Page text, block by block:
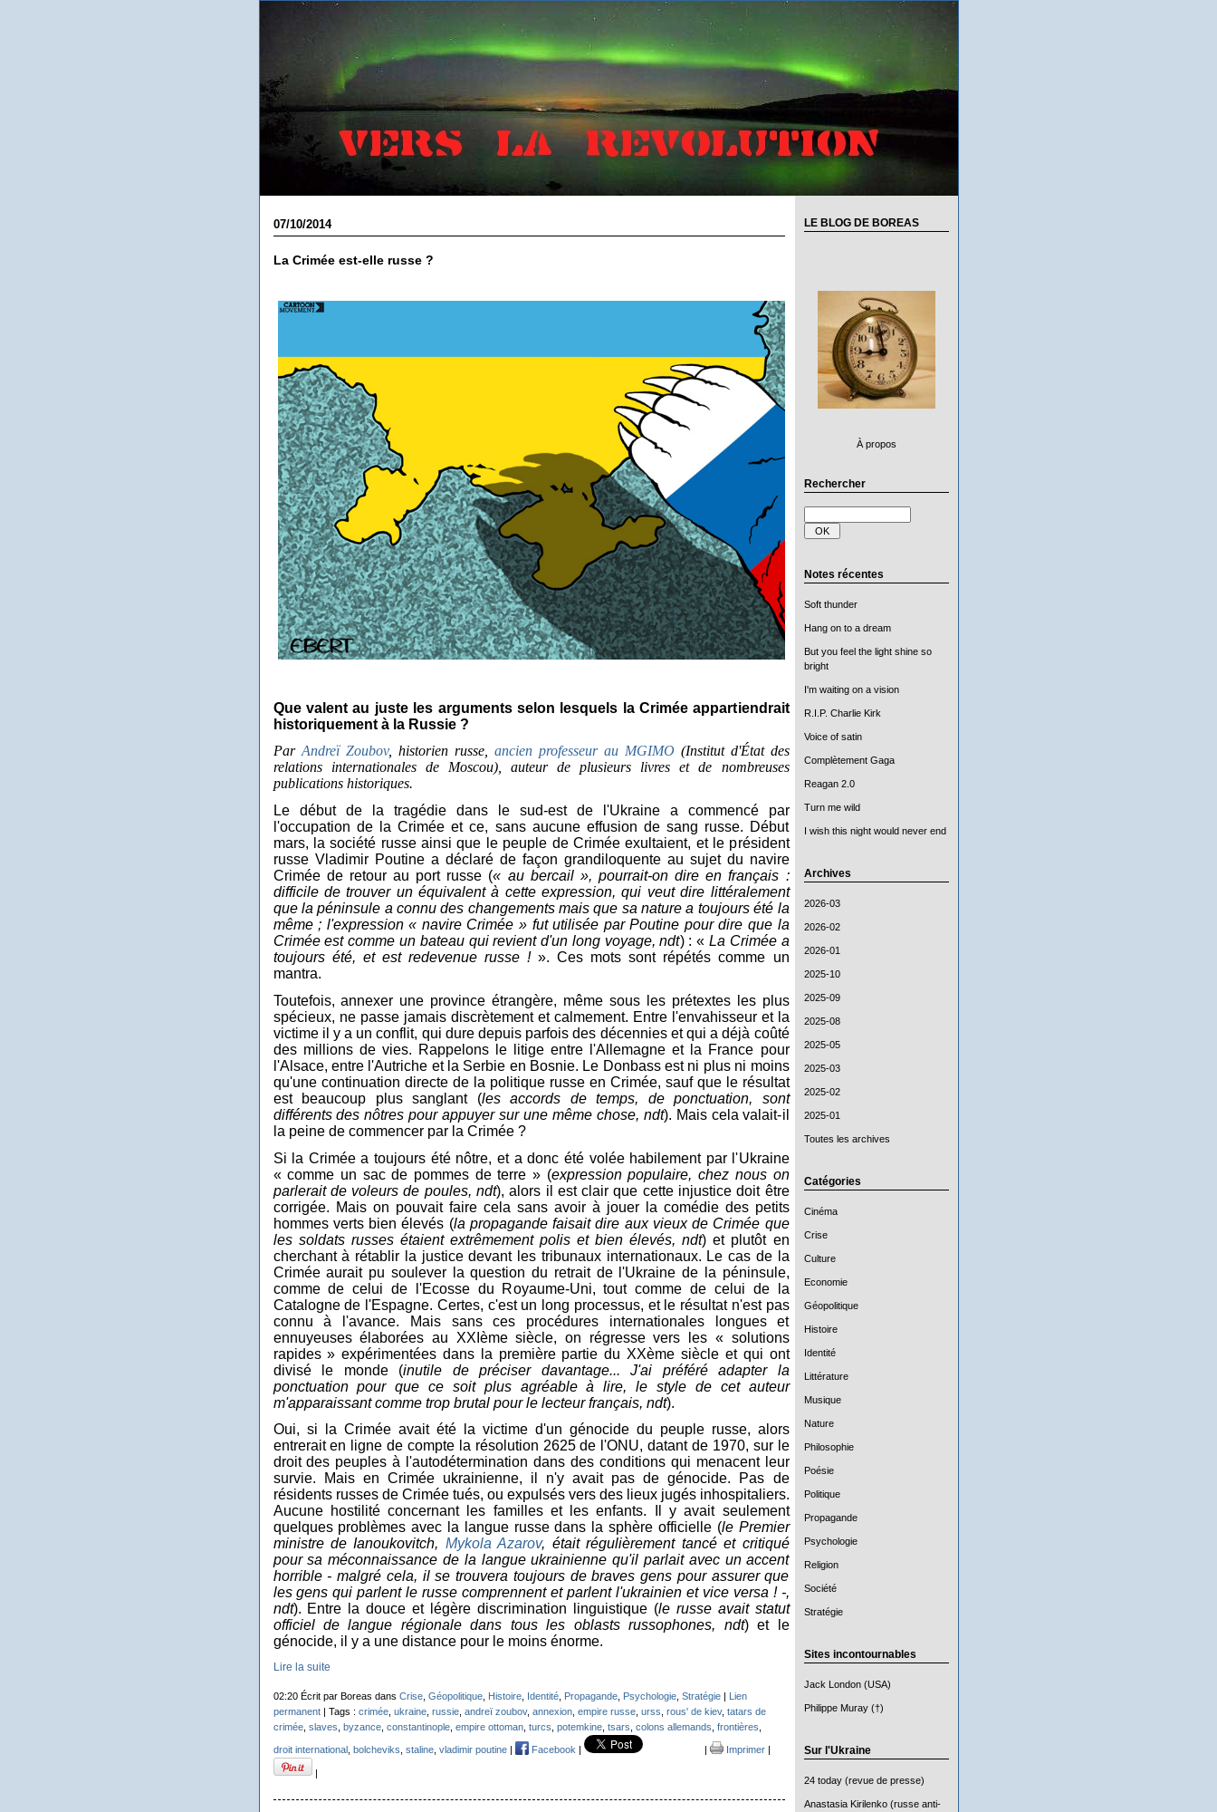
LE BLOG DE BOREAS
À propos
Rechercher
Notes récentes
Soft thunder
Hang on to a dream
But you feel the light shine so
bright
I'm waiting on a vision
R.I.P. Charlie Kirk
Voice of satin
Complètement Gaga
Reagan 2.0
Turn me wild
I wish this night would never end
Archives
2026-03
2026-02
2026-01
2025-10
2025-09
2025-08
2025-05
2025-03
2025-02
2025-01
Toutes les archives
Catégories
Cinéma
Crise
Culture
Economie
Géopolitique
Histoire
Identité
Littérature
Musique
Nature
Philosophie
Poésie
Politique
Propagande
Psychologie
Religion
Société
Stratégie
Sites incontournables
Jack London (USA)
Philippe Muray (†)
Sur l'Ukraine
24 today (revue de presse)
Anastasia Kirilenko (russe anti-
07/10/2014
La Crimée est-elle russe ?
Que valent au juste les arguments selon lesquels la Crimée appartiendrait
historiquement à la Russie ?
Par Andreï Zoubov, historien russe, ancien professeur au MGIMO(Institut d'État des
relations internationales de Moscou), auteur de plusieurs livres et de nombreuses
publications historiques.
Le début de la tragédie dans le sud-est de l'Ukraine a commencé par
l'occupation de la Crimée et ce, sans aucune effusion de sang russe. Début
mars, la société russe ainsi que le peuple de Crimée exultaient, et le président
russe Vladimir Poutine a déclaré de façon grandiloquente au sujet du navire
Crimée de retour au port russe (« au bercail », pourrait-on dire en français :
difficile de trouver un équivalent à cette expression, qui veut dire littéralement
que la péninsule a connu des changements mais que sa nature a toujours été la
même ; l'expression « navire Crimée » fut utilisée par Poutine pour dire que la
Crimée est comme un bateau qui revient d'un long voyage, ndt) : « La Crimée a
toujours été, et est redevenue russe !». Ces mots sont répétés comme un
mantra.
Toutefois, annexer une province étrangère, même sous les prétextes les plus
spécieux, ne passe jamais discrètement et calmement. Entre l'envahisseur et la
victime il y a un conflit, qui dure depuis parfois des décennies et qui a déjà coûté
des millions de vies. Rappelons le litige entre l'Allemagne et la France pour
l'Alsace, entre l'Autriche et la Serbie en Bosnie. Le Donbass est ni plus ni moins
qu'une continuation directe de la politique russe en Crimée, sauf que le résultat
est beaucoup plus sanglant (les accords de temps, de ponctuation, sont
différents des nôtres pour appuyer sur une même chose, ndt). Mais cela valait-il
la peine de commencer par la Crimée ?
Si la Crimée a toujours été nôtre, et a donc été volée habilement par l'Ukraine
« comme un sac de pommes de terre » (expression populaire, chez nous on
parlerait de voleurs de poules, ndt), alors il est clair que cette injustice doit être
corrigée. Mais on pouvait faire cela sans avoir à jouer la comédie des petits
hommes verts bien élevés (la propagande faisait dire aux vieux de Crimée que
les soldats russes étaient extrêmement polis et bien élevés, ndt) et plutôt en
cherchant à rétablir la justice devant les tribunaux internationaux. Le cas de la
Crimée aurait pu soulever la question du retrait de l'Ukraine de la péninsule,
comme de celui de l'Ecosse du Royaume-Uni, tout comme de celui de la
Catalogne de l'Espagne. Certes, c'est un long processus, et le résultat n'est pas
connu à l'avance. Mais sans ces procédures internationales longues et
ennuyeuses élaborées au XXIème siècle, on régresse vers les « solutions
rapides » expérimentées dans la première partie du XXème siècle et qui ont
divisé le monde (inutile de préciser davantage... J'ai préféré adapter la
ponctuation pour que ce soit plus agréable à lire, le style de cet auteur
m'apparaissant comme trop brutal pour le lecteur français, ndt).
Oui, si la Crimée avait été la victime d'un génocide du peuple russe, alors
entrerait en ligne de compte la résolution 2625 de l'ONU, datant de 1970, sur le
droit des peuples à l'autodétermination dans des conditions qui menacent leur
survie. Mais en Crimée ukrainienne, il n'y avait pas de génocide. Pas de
résidents russes de Crimée tués, ou expulsés vers des lieux jugés inhospitaliers.
Aucune hostilité concernant les familles et les enfants. Il y avait seulement
quelques problèmes avec la langue russe dans la sphère officielle (le Premier
ministre de Ianoukovitch, Mykola Azarov, était régulièrement tancé et critiqué
pour sa méconnaissance de la langue ukrainienne qu'il parlait avec un accent
horrible - malgré cela, il se trouvera toujours de braves gens pour assurer que
les gens qui parlent le russe comprennent et parlent l'ukrainien et vice versa ! -,
ndt). Entre la douce et légère discrimination linguistique (le russe avait statut
officiel de langue régionale dans tous les oblasts russophones, ndt) et le
génocide, il y a une distance pour le moins énorme.
Lire la suite
02:20 Écrit par Boreas dans Crise, Géopolitique, Histoire, Identité, Propagande, Psychologie, Stratégie| Lien
permanent| Tags : crimée, ukraine, russie, andreï zoubov, annexion, empire russe, urss rous' de kiev, tatars de
crimée, slaves byzance, constantinople, empire ottoman, turcs potemkine, tsars colons allemands frontières
droit international, bolcheviks staline, vladimir poutine| Facebook | | Imprimer|
|